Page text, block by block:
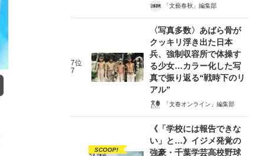
「文藝春秋」編集部
7位
7
〈写真多数〉あばら骨が
クッキリ浮き出た日本
兵、強制収容所で体操す
る少女…カラー化した写
真で振り返る“戦時下のリ
アル”
「文春オンライン」編集部
SCOOP!
《「学校には報告できな
い」と…》イジメ発覚の
強豪・千葉学芸高校野球